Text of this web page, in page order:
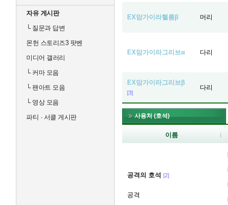
자유 게시판
└질문과 답변
몬헌 스토리즈3 팟벤
미디어 갤러리
└커마 모음
└팬아트 모음
└영상 모음
파티 · 서클 게시판
EX맘가이라헬름β 머리
EX맘가이라그리브α 다리
EX맘가이라그리브β
[3]
다리
사용처 (호석)
이름
공격의 호석 [2]
공격